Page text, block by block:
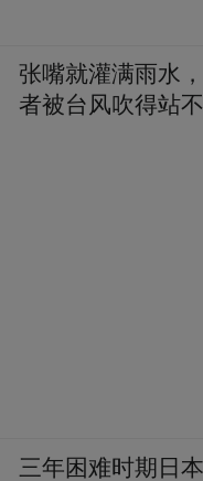
张嘴就灌满雨水
者被台风吹得站
三年困难时期日